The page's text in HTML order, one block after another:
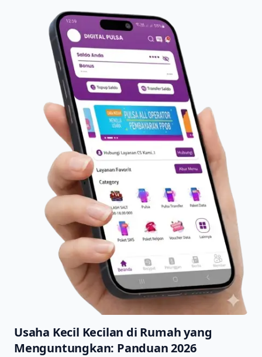
Usaha Kecil Kecilan di Rumah yang
Menguntungkan: Panduan 2026